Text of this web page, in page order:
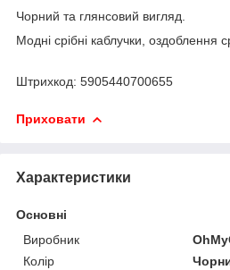
Чорний та глянсовий вигляд.
Модні срібні каблучки, оздоблення
Штрихкод: 5905440700655
Приховати
Характеристики
Основні
Виробник
Колір